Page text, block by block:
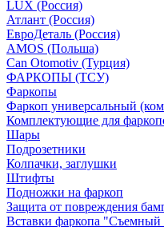
LUX (Россия)
Атлант (Россия)
ЕвроДеталь (Россия)
AMOS (Польша)
Can Otomotiv (Турция)
ФАРКОПЫ (ТСУ)
Фаркопы
Фаркоп универсальный
Комплектующие для
Шары
Подрозетники
Колпачки, заглушки
Штифты
Подножки на фаркоп
Защита от повреждения
Вставки фаркопа "Съемный